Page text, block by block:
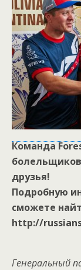
Команда
друзья!
Подробную
сможете
http://
Генеральный